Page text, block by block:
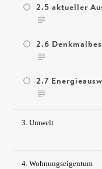
2.5 aktueller
2.6
2.7
3. Umwelt
4. Wohnungseigentum